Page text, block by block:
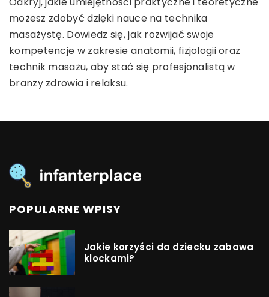
ze skóry licowej. W artykule dowiesz się, jak zadbać
o swoje ulubione pary butów i przedłużyć ich
żywotność.
aby wprowadzić zdrowe nawyki żywieniowe. W tym
artykule przedstawiamy kilka podstawowych
zasad zdrowej diety oraz porad, jak planować
posiłki i jakie produkty warto wybierać.
możesz zdobyć dzięki nauce na technika
masażystę. Dowiedz się, jak rozwijać swoje
kompetencje w zakresie anatomii, fizjologii oraz
technik masażu, aby stać się profesjonalistą w
branży zdrowia i relaksu.
POPULARNE WPISY
Jakie korzyści da dziecku zabawa
klockami?